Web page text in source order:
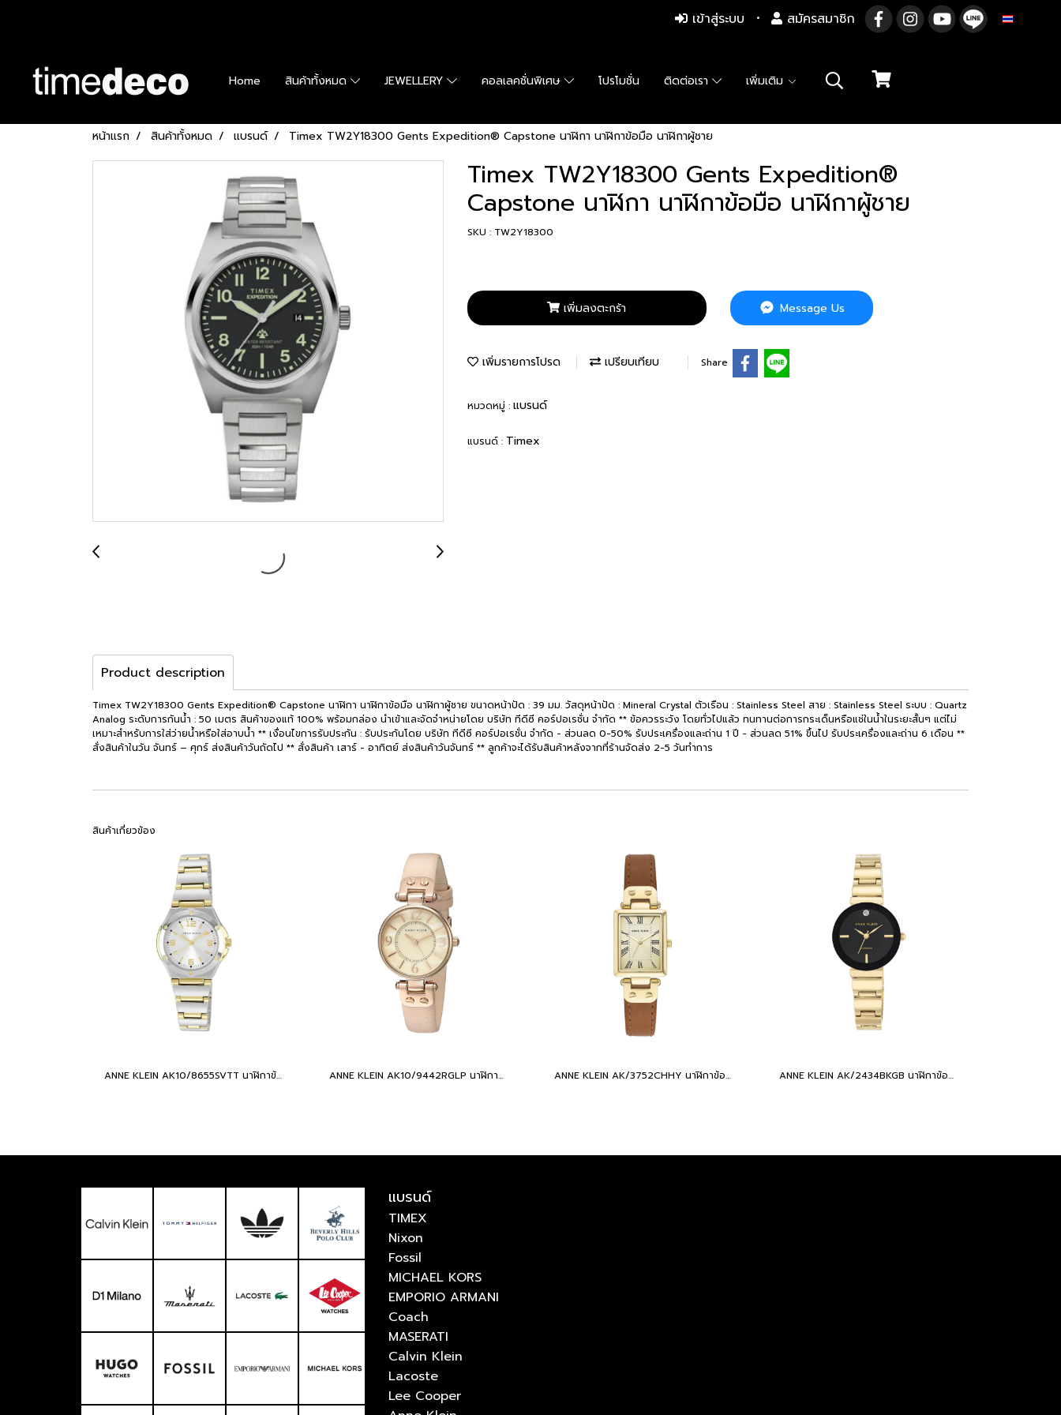
เข้าสู่ระบบ สมัครสมาชิก
Home สินค้าทั้งหมด JEWELLERY คอลเลคชั่นพิเศษ โปรโมชั่น ติดต่อเรา เพิ่มเติม
หน้าแรก สินค้าทั้งหมด แบรนด์ Timex TW2Y18300 Gents Expedition® Capstone นาฬิกา นาฬิกาข้อมือ นาฬิกาผู้ชาย
Timex TW2Y18300 Gents Expedition®
Capstone นาฬิกา นาฬิกาข้อมือ นาฬิกาผู้ชาย
SKU : TW2Y18300
เพิ่มลงตะกร้า Message Us
เพิ่มรายการโปรด เปรียบเทียบ Share
หมวดหมู่ : แบรนด์
แบรนด์ : Timex
Product description
Timex TW2Y18300 Gents Expedition® Capstone นาฬิกา นาฬิกาข้อมือ นาฬิกาผู้ชาย ขนาดหน้าปัด : 39 มม. วัสดุหน้าปัด : Mineral Crystal ตัวเรือน : Stainless Steel สาย : Stainless Steel ระบบ : Quartz
Analog ระดับการกันน้ำ : 50 เมตร สินค้าของแท้ 100% พร้อมกล่อง นำเข้าและจัดจำหน่ายโดย บริษัท ทีดีซี คอร์ปอเรชั่น จำกัด ** ข้อควรระวัง โดยทั่วไปแล้ว ทนทานต่อการกระเด็นหรือแช่ในน้ำในระยะสั้นๆ แต่ไม่
เหมาะสำหรับการใส่ว่ายน้ำหรือใส่อาบน้ำ ** เงื่อนไขการรับประกัน : รับประกันโดย บริษัท ทีดีซี คอร์ปอเรชั่น จำกัด - ส่วนลด 0-50% รับประเครื่องและถ่าน 1 ปี - ส่วนลด 51% ขึ้นไป รับประเครื่องและถ่าน 6 เดือน **
สั่งสินค้าในวัน จันทร์ – ศุกร์ ส่งสินค้าวันถัดไป ** สั่งสินค้า เสาร์ - อาทิตย์ ส่งสินค้าวันจันทร์ ** ลูกค้าจะได้รับสินค้าหลังจากที่ร้านจัดส่ง 2-5 วันทำการ
สินค้าเกี่ยวข้อง
ANNE KLEIN AK10/8655SVTT นาฬิกาข้อมือผู้หญิง ANNE KLEIN AK10/9442RGLP นาฬิกาข้อมือผู้หญิง ANNE KLEIN AK/3752CHHY นาฬิกาข้อมือผู้หญิง ANNE KLEIN AK/2434BKGB นาฬิกาข้อมือผู้หญิง
แบรนด์
TIMEX
Nixon
Fossil
MICHAEL KORS
EMPORIO ARMANI
Coach
MASERATI
Calvin Klein
Lacoste
Lee Cooper